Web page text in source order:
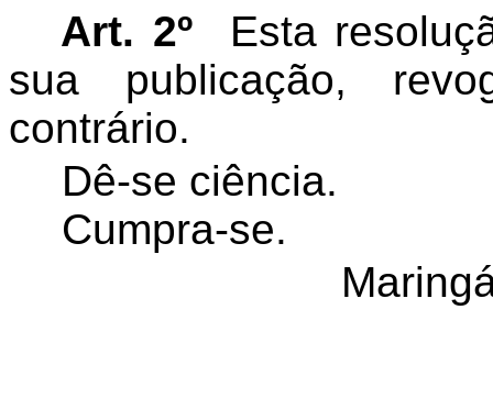
Art. 2º Esta
sua publicação,
contrário.
Dê-se ciência.
Cumpra-se.